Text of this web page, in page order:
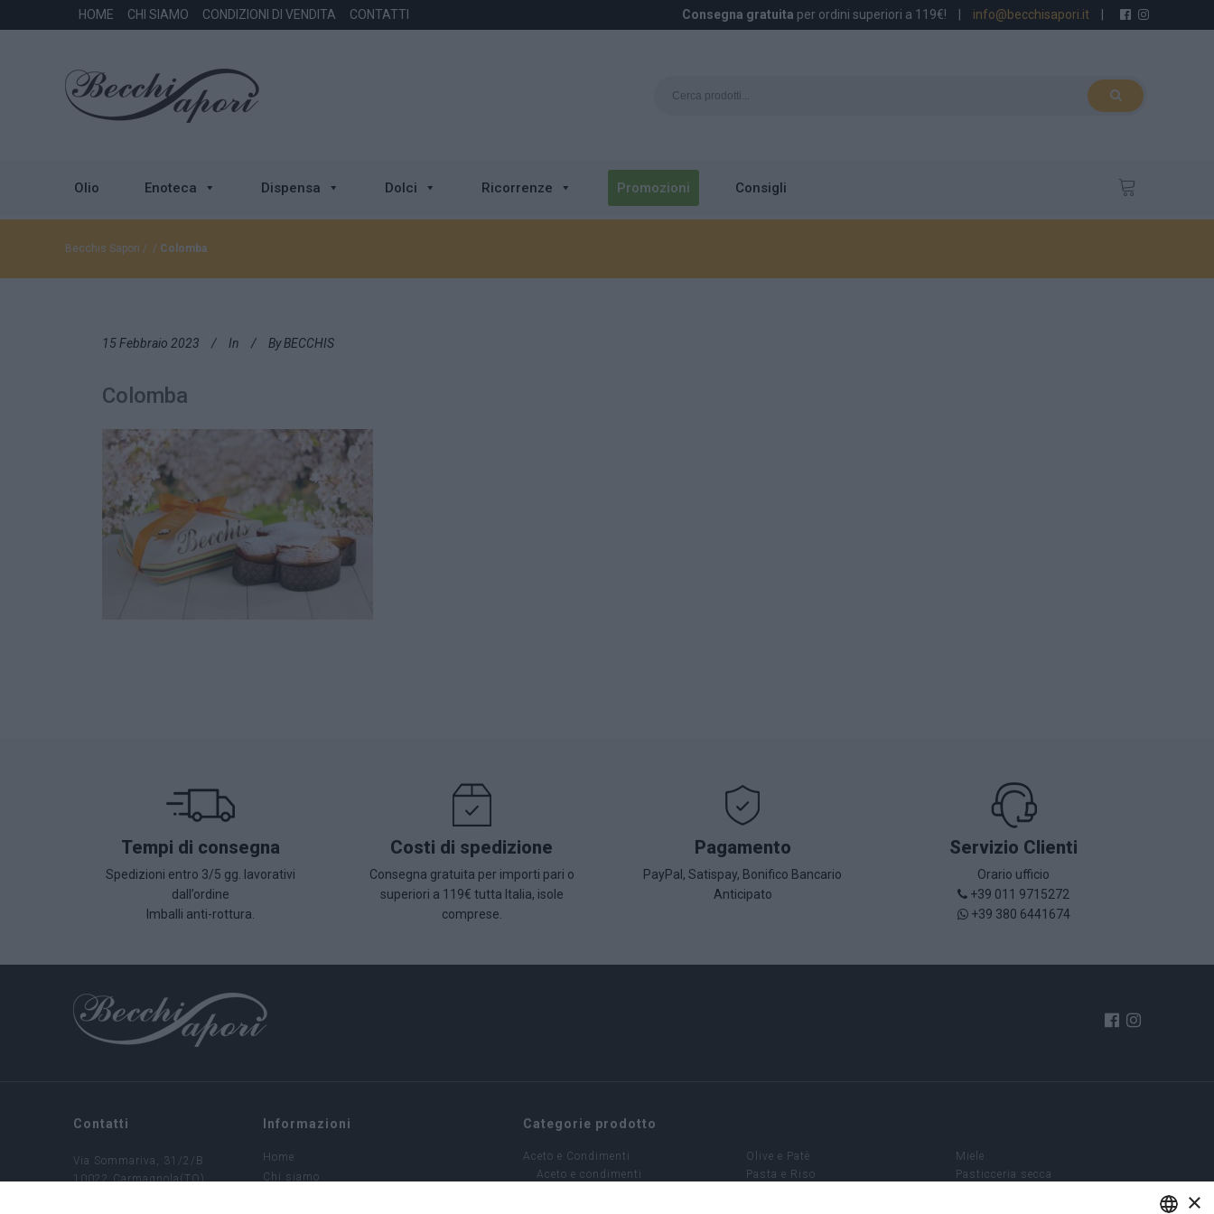
HOME CHI SIAMO CONDIZIONI DI VENDITA CONTATTI Consegna gratuita per ordini superiori a 119€! info@becchisapori.it
Olio Enoteca Dispensa Dolci Ricorrenze Promozioni Consigli
Becchis Sapori / / Colomba
15 Febbraio 2023 In By BECCHIS
Colomba
Tempi di consegna
Spedizioni entro 3/5 gg. lavorativi
dall’ordine
Imballi anti-rottura.
Costi di spedizione
Consegna gratuita per importi pari o
superiori a 119€ tutta Italia, isole
comprese.
Pagamento
PayPal, Satispay, Bonifico Bancario
Anticipato
Servizio Clienti
Orario ufficio
+39 011 9715272
+39 380 6441674
Contatti
Via Sommariva, 31/2/B
10022 Carmagnola(TO)
Informazioni
Home
Chi siamo
Categorie prodotto
Aceto e Condimenti
Aceto e condimenti
Olive e Patè
Pasta e Riso
Miele
Pasticceria secca
×